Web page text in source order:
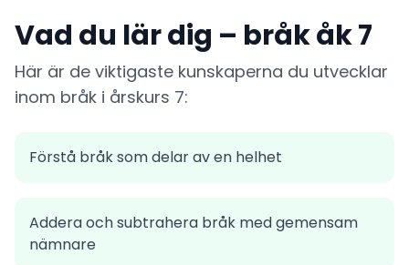
Vad du lär dig – bråk åk 7
Här är de viktigaste kunskaperna du utvecklar
inom bråk i årskurs 7:
Förstå bråk som delar av en helhet
Addera och subtrahera bråk med gemensam
nämnare